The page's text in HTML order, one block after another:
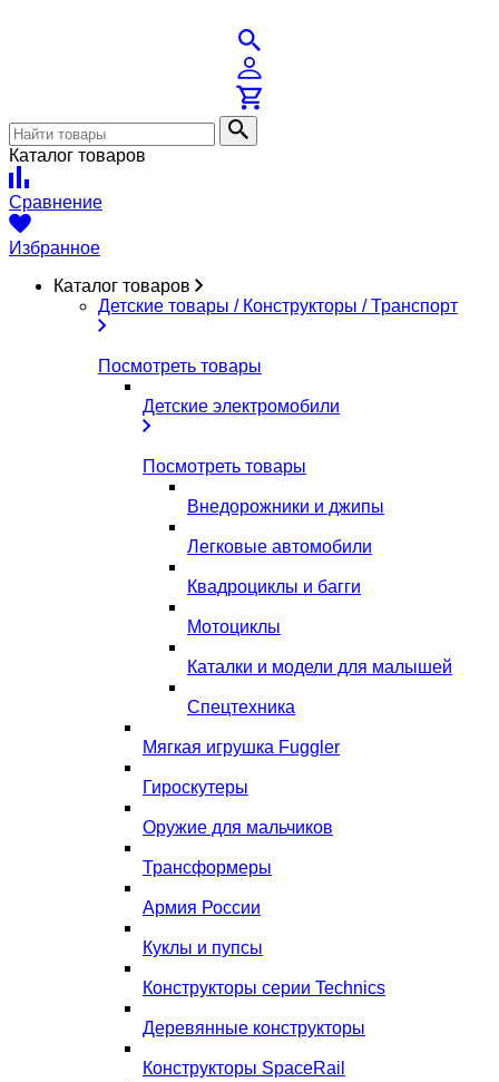
Каталог товаров
Сравнение
Избранное
Каталог товаров
Детские товары / Конструкторы / Транспорт
Посмотреть товары
Детские электромобили
Посмотреть товары
Внедорожники и джипы
Легковые автомобили
Квадроциклы и багги
Мотоциклы
Каталки и модели для малышей
Спецтехника
Мягкая игрушка Fuggler
Гироскутеры
Оружие для мальчиков
Трансформеры
Армия России
Куклы и пупсы
Конструкторы серии Technics
Деревянные конструкторы
Конструкторы SpaceRail